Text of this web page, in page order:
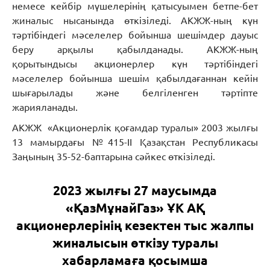
немесе кейбір мүшелерінің қатысуымен бетпе-бет
жиналыс нысанында өткізіледі. АКЖЖ-ның күн
тәртібіндегі мәселелер бойынша шешімдер дауыс
беру арқылы қабылданады. АКЖЖ-ның
қорытындысы акционерлер күн тәртібіндегі
мәселелер бойынша шешім қабылдағаннан кейін
шығарылады және белгіленген тәртіпте
жарияланады.
АКЖЖ «Акционерлік қоғамдар туралы» 2003 жылғы
13 мамырдағы №415-II Қазақстан Республикасы
Заңының 35-52-баптарына сәйкес өткізіледі.
2023 жылғы 27 маусымда
«ҚазМұнайГаз» ҰК АҚ
акционерлерінің кезектен тыс жалпы
жиналысын өткізу туралы
хабарламаға қосымша